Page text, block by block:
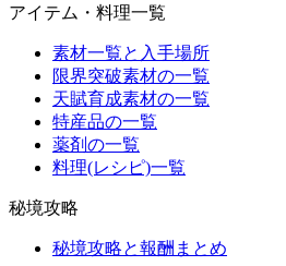
アイテム・料理一覧
素材一覧と入手場所
限界突破素材の一覧
天賦育成素材の一覧
特産品の一覧
薬剤の一覧
料理(レシピ)一覧
秘境攻略
秘境攻略と報酬まとめ